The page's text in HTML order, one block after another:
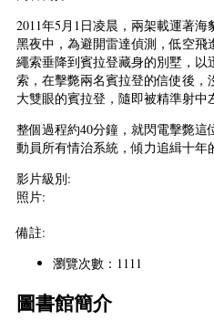
2011年5月1日凌晨，兩架載運著
黑夜中，為避開雷達偵測，低空
繩索垂降到賓拉登藏身的別墅，
索，在擊斃兩名賓拉登的信使後
大雙眼的賓拉登，隨即被精準射中
整個過程約40分鐘，就閃電擊斃這
動員所有情治系統，傾力追緝十年
影片級別:
照片:
備註:
瀏覽次數：1111
圖書館簡介